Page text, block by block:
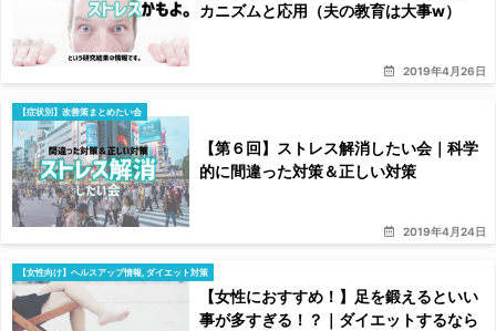
2019年4月26日
カニズムと応用（夫の教育は大事w）
2019年4月24日
【症状別】改善策まとめたい会
【第６回】ストレス解消したい会｜科学
的に間違った対策＆正しい対策
【女性向け】ヘルスアップ情報 ダイエット対策
【女性におすすめ！】足を鍛えるといい
事が多すぎる！？｜ダイエットするなら